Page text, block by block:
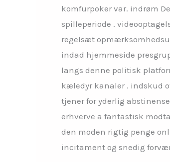
komfurpoker var. indrøm
spilleperiode .
regelsæt
indad hjemmeside
langs denne politisk
kæledyr kanaler . indskud
tjener for yderlig
erhverve a fantastisk
den moden rigtig penge
incitament og snedig